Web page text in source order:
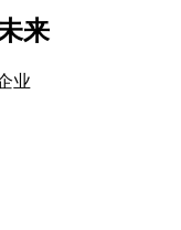
来
业